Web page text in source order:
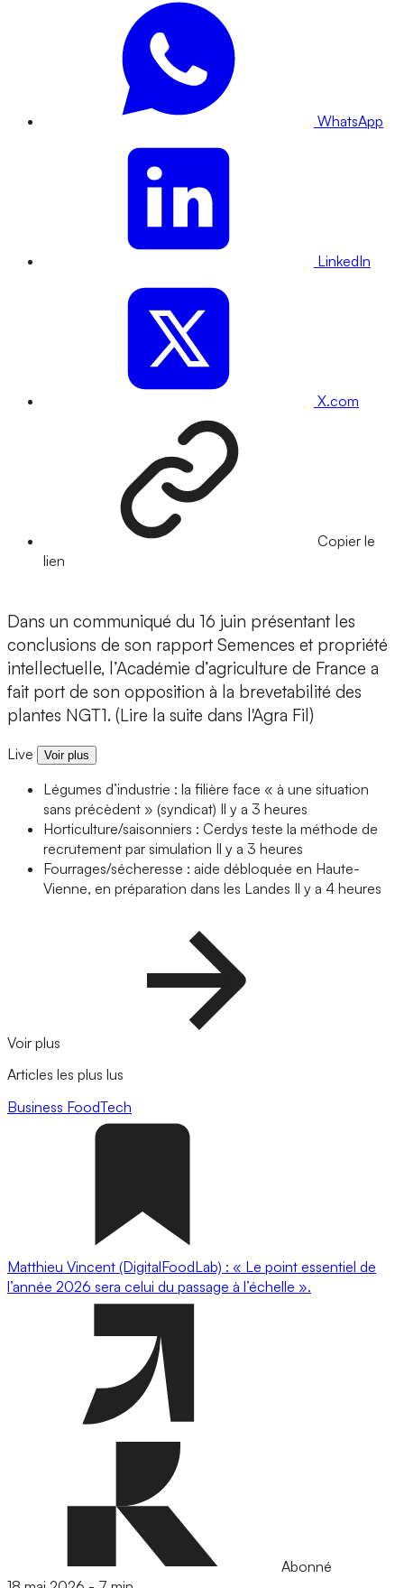
WhatsApp
LinkedIn
X.com
Copier le
lien
Dans un communiqué du 16 juin présentant les
conclusions de son rapport Semences et propriété
intellectuelle, l’Académie d’agriculture de France a
fait port de son opposition à la brevetabilité des
plantes NGT1. (Lire la suite dans l'Agra Fil)
Live Voir plus
Légumes d’industrie : la filière face « à une situation
sans précèdent » (syndicat) Il y a 3 heures
Horticulture/saisonniers : Cerdys teste la méthode de
recrutement par simulation Il y a 3 heures
Fourrages/sécheresse : aide débloquée en Haute-
Vienne, en préparation dans les Landes Il y a 4 heures
Voir plus
Articles les plus lus
Business FoodTech
Matthieu Vincent (DigitalFoodLab) : « Le point essentiel de
l’année 2026 sera celui du passage à l’échelle ».
Abonné